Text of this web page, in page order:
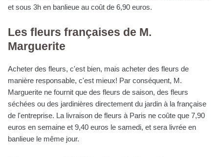
et sous 3h en banlieue au coût de 6,90 euros.
Les fleurs françaises de M.
Marguerite
Acheter des fleurs, c'est bien, mais acheter des fleurs de
manière responsable, c'est mieux! Par conséquent, M.
Marguerite ne fournit que des fleurs de saison, des fleurs
séchées ou des jardinières directement du jardin à la française
de l'entreprise. La livraison de fleurs à Paris ne coûte que 7,90
euros en semaine et 9,40 euros le samedi, et sera livrée en
banlieue le même jour.